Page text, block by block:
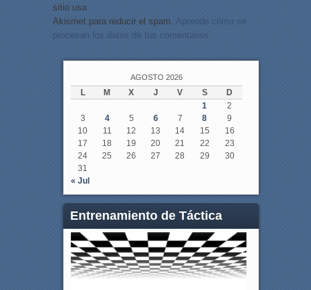
sitio usa
Akismet para reducir el spam. Aprende cómo se
procesan los datos de tus comentarios.
AGOSTO 2026
L M X J V S
D
1
2
3
4 5 6 7 8
9
10
11 12 13 14 15
16
17
18 19 20 21 22
23
24
25 26 27 28 29
30
31
« Jul
Entrenamiento de Táctica